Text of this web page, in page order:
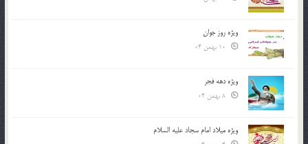
ویژه روز جوان
ویژه دهه فجر
ویژه میلاد امام سجاد علیه السلام